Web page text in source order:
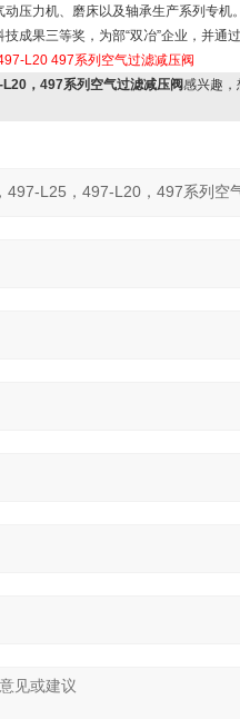
压力机、磨床以及轴承生产系列专机
成果三等奖，为部“双冶”企业，并通
L20 497系列空气过滤减压阀
，497系列空气过滤减压阀感兴趣，